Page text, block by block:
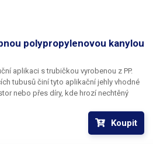
polypropylenovou kanylou
aplikaci s trubičkou vyrobenou z PP.
tubusů činí tyto aplikační jehly vhodné
nebo přes díry, kde hrozí nechtěný
nechtěným kontaktem s hrotem
Koupit